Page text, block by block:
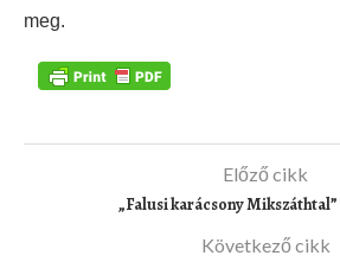
meg.
Előző cikk
„Falusi karácsony
Következő cikk